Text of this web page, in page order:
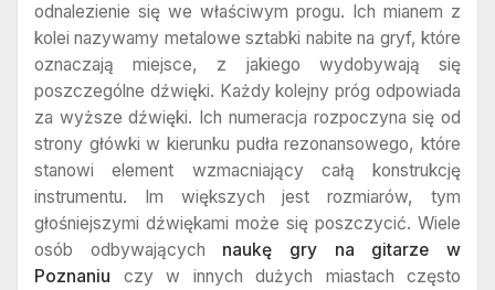
odnalezienie się we właściwym progu. Ich mianem z
kolei nazywamy metalowe sztabki nabite na gryf, które
oznaczają miejsce, z jakiego wydobywają się
poszczególne dźwięki. Każdy kolejny próg odpowiada
za wyższe dźwięki. Ich numeracja rozpoczyna się od
strony główki w kierunku pudła rezonansowego, które
stanowi element wzmacniający całą konstrukcję
instrumentu. Im większych jest rozmiarów, tym
głośniejszymi dźwiękami może się poszczycić. Wiele
osób odbywających naukę gry na gitarze w
Poznaniu czy w innych dużych miastach często